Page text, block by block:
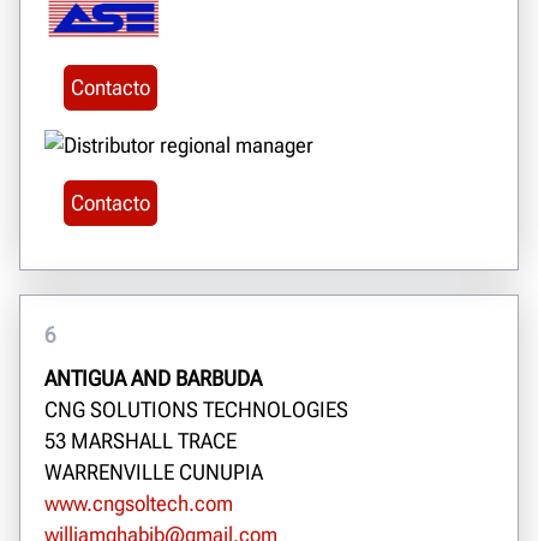
Contacto
Contacto
6
ANTIGUA AND BARBUDA
CNG SOLUTIONS TECHNOLOGIES
53 MARSHALL TRACE
WARRENVILLE CUNUPIA
www.cngsoltech.com
williamghabib@gmail.com